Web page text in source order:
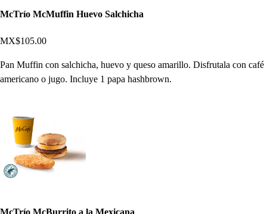
McTrío McMuffin Huevo Salchicha
MX$105.00
Pan Muffin con salchicha, huevo y queso amarillo. Disfrutala con café
americano o jugo. Incluye 1 papa hashbrown.